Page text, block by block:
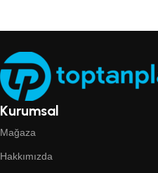
Kurumsal
Mağaza
Hakkımızda